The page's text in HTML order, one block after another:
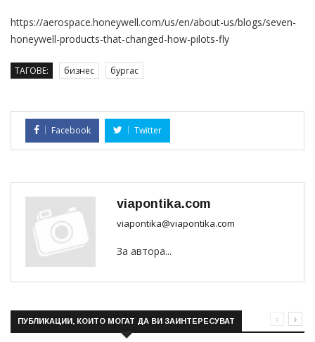
https://aerospace.honeywell.com/us/en/about-us/blogs/seven-
honeywell-products-that-changed-how-pilots-fly
ТАГОВЕ: бизнес бургас
Facebook Twitter
viapontika.com
viapontika@viapontika.com
За автора...
ПУБЛИКАЦИИ, КОИТО МОГАТ ДА ВИ ЗАИНТЕРЕСУВАТ